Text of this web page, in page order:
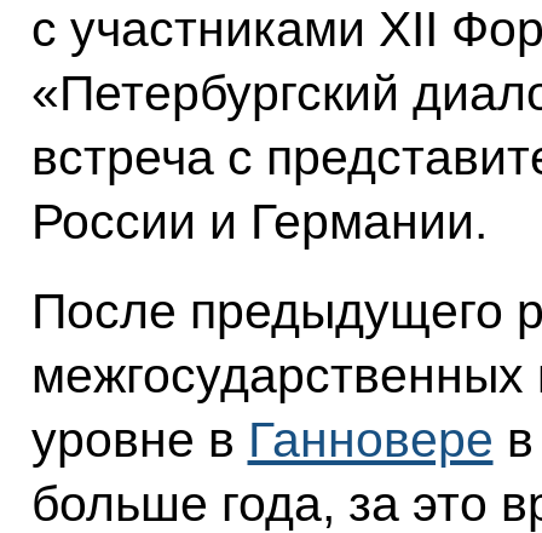
с участниками XII
«Петербургский
встреча с
России и Германии.
После предыдущего
уровне в Ганновере
больше года, за это